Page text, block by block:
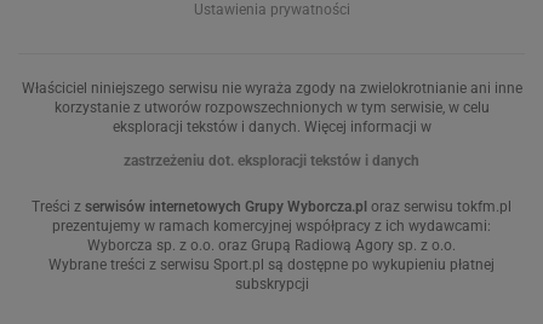
Ustawienia prywatności
Właściciel niniejszego serwisu nie wyraża zgody na zwielokrotnianie ani inne
korzystanie z utworów rozpowszechnionych w tym serwisie, w celu
eksploracji tekstów i danych. Więcej informacji w
zastrzeżeniu dot. eksploracji tekstów i danych
Treści z serwisów internetowych Grupy Wyborcza.pl oraz serwisu tokfm.pl
prezentujemy w ramach komercyjnej współpracy z ich wydawcami:
Wyborcza sp. z o.o. oraz Grupą Radiową Agory sp. z o.o.
Wybrane treści z serwisu Sport.pl są dostępne po wykupieniu płatnej
subskrypcji